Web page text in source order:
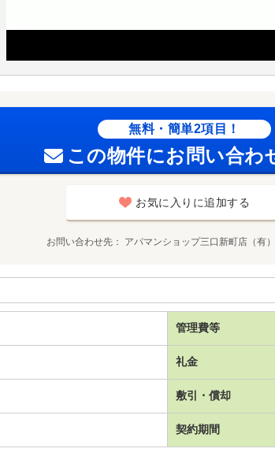
無料・簡単2項目！
この物件にお問い合わ
お気に入りに追加する
お問い合わせ先 アパマンショップ三口新町店（有
管理費等
礼金
敷引・償却
契約期間